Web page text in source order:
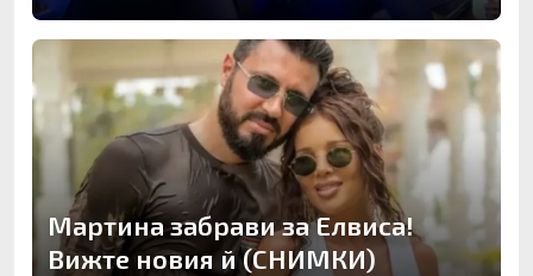
Мартина забрави за Елвиса!
Вижте новия й (СНИМКИ)